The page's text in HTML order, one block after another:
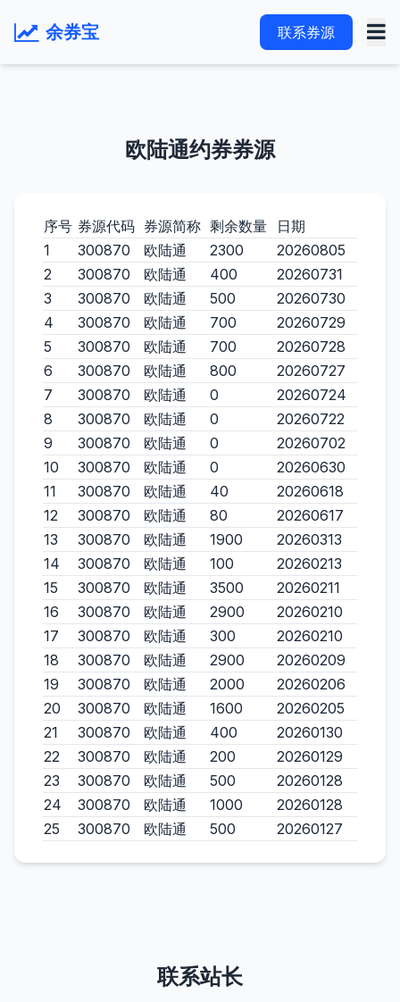
余券宝 联系券源
欧陆通约券券源
序号 券源代码 券源简称 剩余数量
日期
1
300870 欧陆通 2300
20260805
2
300870 欧陆通 400
20260731
3
300870 欧陆通 500
20260730
4
300870 欧陆通 700
20260729
5
300870 欧陆通 700
20260728
6
300870 欧陆通 800
20260727
7
300870 欧陆通 0
20260724
8
300870 欧陆通 0
20260722
9
300870 欧陆通 0
20260702
10
300870 欧陆通 0
20260630
11
300870 欧陆通 40
20260618
12
300870 欧陆通 80
20260617
13
300870 欧陆通 1900
20260313
14
300870 欧陆通 100
20260213
15
300870 欧陆通 3500
20260211
16
300870 欧陆通 2900
20260210
17
300870 欧陆通 300
20260210
18
300870 欧陆通 2900
20260209
19
300870 欧陆通 2000
20260206
20
300870 欧陆通 1600
20260205
21
300870 欧陆通 400
20260130
22
300870 欧陆通 200
20260129
23
300870 欧陆通 500
20260128
24
300870 欧陆通 1000
20260128
25
300870 欧陆通 500 20260127
联系站长